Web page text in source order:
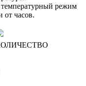
температурный режим
от часов.